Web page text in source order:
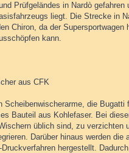
Prüfgeländes in Nardò gefahren
liegt. Die Strecke in
Chiron, da der Supersportwagen
kann.
aus CFK
die Bugatti
Bauteil aus Kohlefaser. Bei
üblich sind, zu verzichten
Darüber hinaus werden die
hergestellt.